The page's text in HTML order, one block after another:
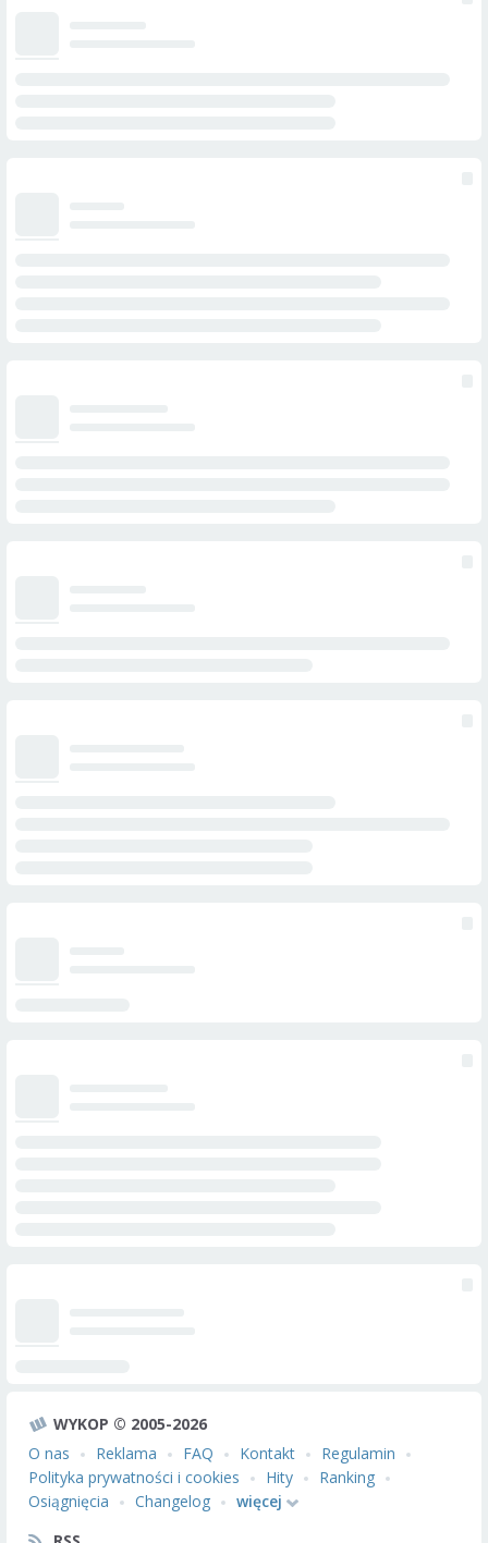
WYKOP © 2005-2026
O nas
Reklama FAQ Kontakt
Regulamin
Polityka prywatności i cookies
Hity
Ranking
Osiągnięcia
Changelog
więcej